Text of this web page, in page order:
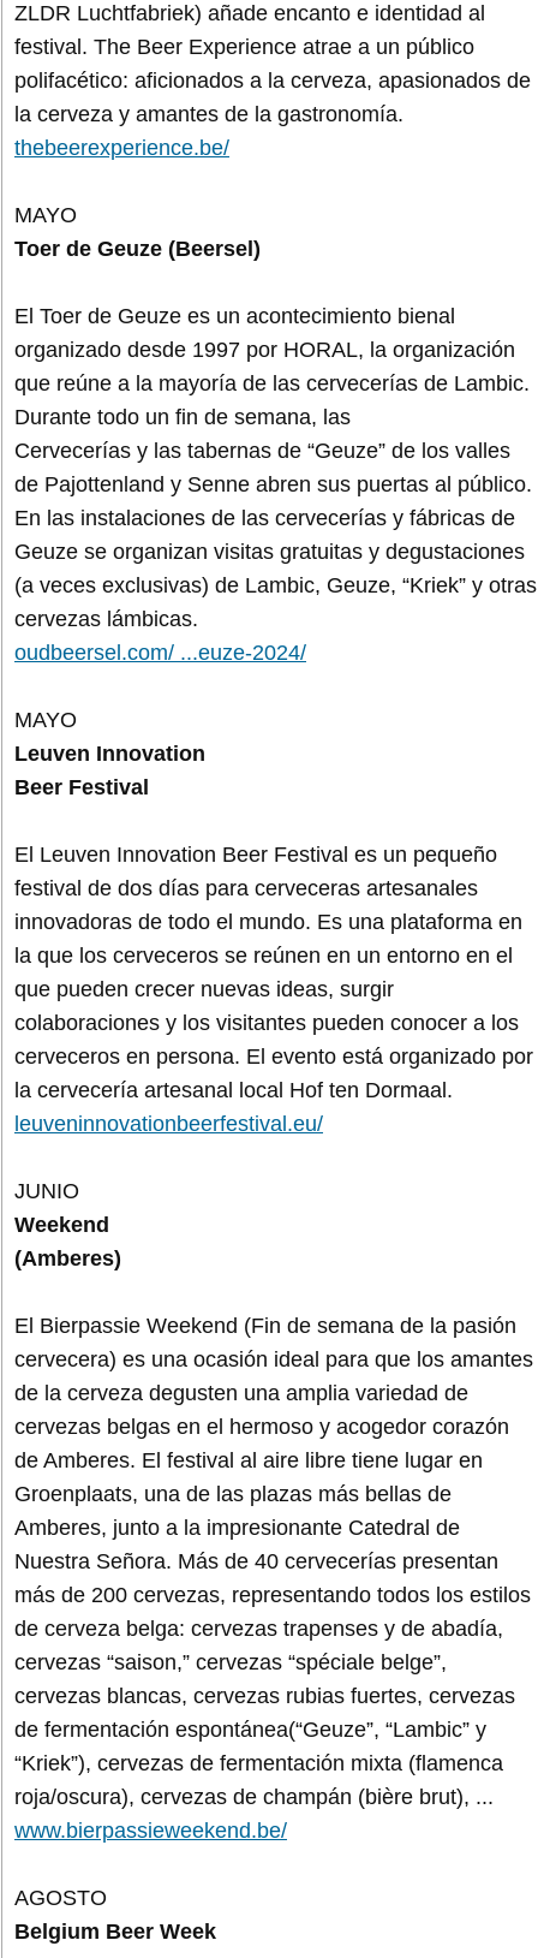
ZLDR Luchtfabriek) añade encanto e identidad al
festival. The Beer Experience atrae a un público
polifacético: aficionados a la cerveza, apasionados de
la cerveza y amantes de la gastronomía.
thebeerexperience.be/
MAYO
Toer de Geuze (Beersel)
El Toer de Geuze es un acontecimiento bienal
organizado desde 1997 por HORAL, la organización
que reúne a la mayoría de las cervecerías de Lambic.
Durante todo un fin de semana, las
Cervecerías y las tabernas de “Geuze” de los valles
de Pajottenland y Senne abren sus puertas al público.
En las instalaciones de las cervecerías y fábricas de
Geuze se organizan visitas gratuitas y degustaciones
(a veces exclusivas) de Lambic, Geuze, “Kriek” y otras
cervezas lámbicas.
oudbeersel.com/ ...euze-2024/
MAYO
Leuven Innovation
Beer Festival
El Leuven Innovation Beer Festival es un pequeño
festival de dos días para cerveceras artesanales
innovadoras de todo el mundo. Es una plataforma en
la que los cerveceros se reúnen en un entorno en el
que pueden crecer nuevas ideas, surgir
colaboraciones y los visitantes pueden conocer a los
cerveceros en persona. El evento está organizado por
la cervecería artesanal local Hof ten Dormaal.
leuveninnovationbeerfestival.eu/
JUNIO
Weekend
(Amberes)
El Bierpassie Weekend (Fin de semana de la pasión
cervecera) es una ocasión ideal para que los amantes
de la cerveza degusten una amplia variedad de
cervezas belgas en el hermoso y acogedor corazón
de Amberes. El festival al aire libre tiene lugar en
Groenplaats, una de las plazas más bellas de
Amberes, junto a la impresionante Catedral de
Nuestra Señora. Más de 40 cervecerías presentan
más de 200 cervezas, representando todos los estilos
de cerveza belga: cervezas trapenses y de abadía,
cervezas “saison,” cervezas “spéciale belge”,
cervezas blancas, cervezas rubias fuertes, cervezas
de fermentación espontánea(“Geuze”, “Lambic” y
“Kriek”), cervezas de fermentación mixta (flamenca
roja/oscura), cervezas de champán (bière brut), ...
www.bierpassieweekend.be/
AGOSTO
Belgium Beer Week